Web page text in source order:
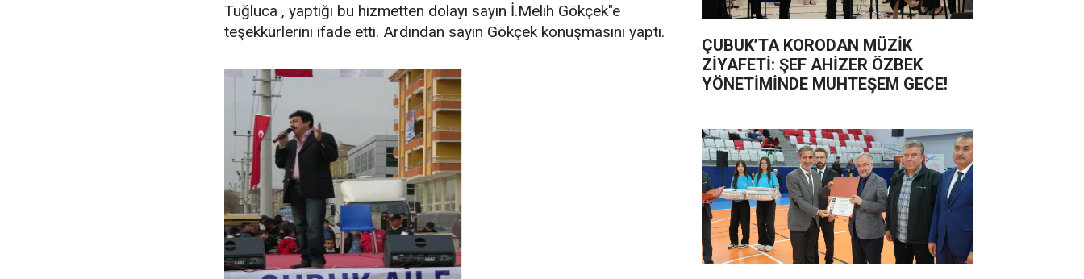
Tuğluca , yaptığı bu hizmetten dolayı sayın İ.Melih Gökçek"e
teşekkürlerini ifade etti. Ardından sayın Gökçek konuşmasını yaptı.
ÇUBUK’TA KORODAN MÜZİK
ZİYAFETİ: ŞEF AHİZER ÖZBEK
YÖNETİMİNDE MUHTEŞEM GECE!